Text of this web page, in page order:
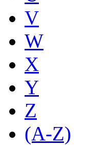
V
W
X
Y
Z
(A-Z)